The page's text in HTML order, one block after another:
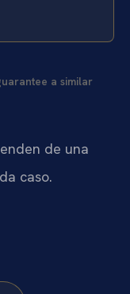
a similar
de una
caso.